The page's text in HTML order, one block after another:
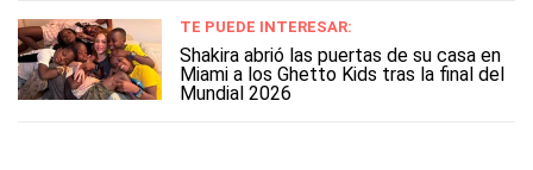
TE PUEDE INTERESAR:
Shakira abrió las puertas de su casa en
Miami a los Ghetto Kids tras la final del
Mundial 2026